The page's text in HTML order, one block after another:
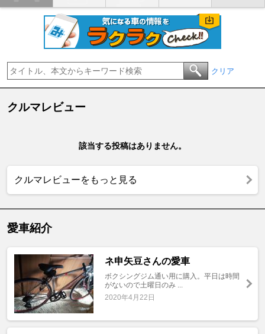
クリア
クルマレビュー
該当する投稿はありません。
クルマレビューをもっと見る
愛車紹介
ネ申矢豆さんの愛車
ボクシングジム通い用に購入。平日は時間
がないので土曜日のみ ...
2020年4月22日